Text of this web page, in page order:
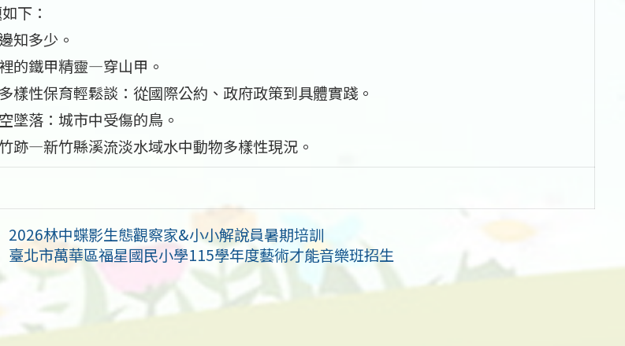
下：
知多少。
的鐵甲精靈—穿山甲。
樣性保育輕鬆談：從國際公約、政府政策到具體實踐。
墜落：城市中受傷的鳥。
跡—新竹縣溪流淡水域水中動物多樣性現況。
2026林中蝶影生態觀察家&小小解說員暑期培訓
臺北市萬華區福星國民小學115學年度藝術才能音樂班招生